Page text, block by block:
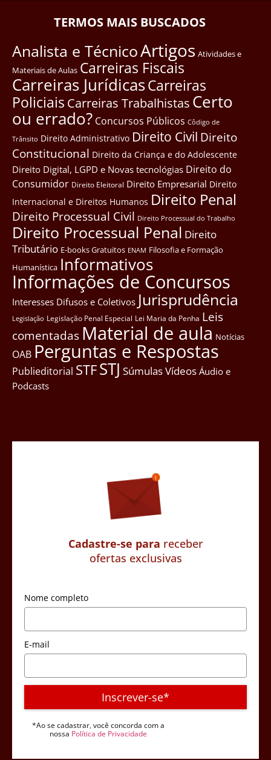
TERMOS MAIS BUSCADOS
Analista e TécnicoArtigos Atividades e
Materiais de Aulas Carreiras Fiscais
Carreiras JurídicasCarreiras
Policiais Carreiras Trabalhistas Certo
ou errado? Concursos Públicos Côdigo de
Trânsito Direito Administrativo Direito Civil Direito
Constitucional Direito da Criança e do Adolescente
Direito Digital, LGPD e Novas tecnológias Direito do
Consumidor Direito Eleitoral Direito Empresarial Direito
Internacional e Direitos Humanos Direito Penal
Direito Processual Civil Direito Processual do Trabalho
Direito Processual Penal Direito
Tributário E-books Gratuitos ENAM Filosofia e Formação
Humanística Informativos
Informações de Concursos
Interesses Difusos e Coletivos Jurisprudência
Legislação Legislação Penal Especial Lei Maria da Penha Leis
comentadas Material de aula Notícias
OAB Perguntas e Respostas
Publieditorial STFSTJ SúmulasVídeos Áudio e
Podcasts
Cadastre-se para receber
ofertas exclusivas
Nome completo
E-mail
Inscrever-se*
*Ao se cadastrar, você concorda com a
nossa Política de Privacidade